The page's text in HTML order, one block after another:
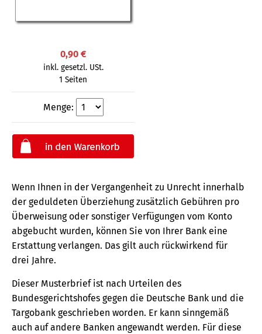
0,90 €
inkl. gesetzl. USt.
1 Seiten
Menge:
Wenn Ihnen in der Vergangenheit zu Unrecht innerhalb
der geduldeten Überziehung zusätzlich Gebühren pro
Überweisung oder sonstiger Verfügungen vom Konto
abgebucht wurden, können Sie von Ihrer Bank eine
Erstattung verlangen. Das gilt auch rückwirkend für
drei Jahre.
Dieser Musterbrief ist nach Urteilen des
Bundesgerichtshofes gegen die Deutsche Bank und die
Targobank geschrieben worden. Er kann sinngemäß
auch auf andere Banken angewandt werden. Für diese